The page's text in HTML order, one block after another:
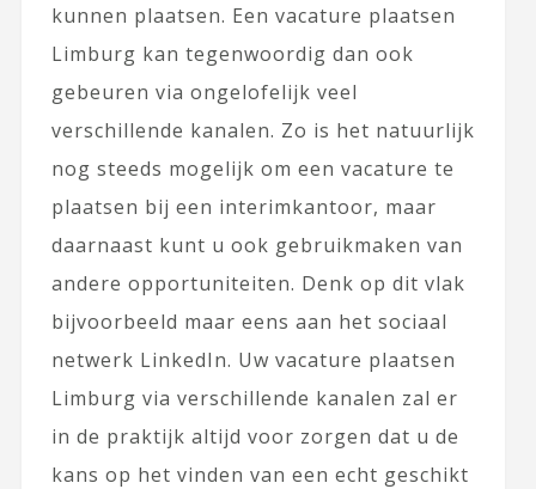
kunnen plaatsen. Een vacature plaatsen
Limburg kan tegenwoordig dan ook
gebeuren via ongelofelijk veel
verschillende kanalen. Zo is het natuurlijk
nog steeds mogelijk om een vacature te
plaatsen bij een interimkantoor, maar
daarnaast kunt u ook gebruikmaken van
andere opportuniteiten. Denk op dit vlak
bijvoorbeeld maar eens aan het sociaal
netwerk LinkedIn. Uw vacature plaatsen
Limburg via verschillende kanalen zal er
in de praktijk altijd voor zorgen dat u de
kans op het vinden van een echt geschikt